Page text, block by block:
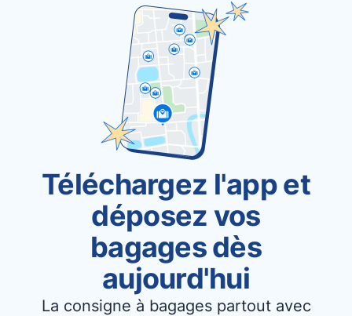
Téléchargez l'app et
déposez vos
bagages dès
aujourd'hui
La consigne à bagages partout avec